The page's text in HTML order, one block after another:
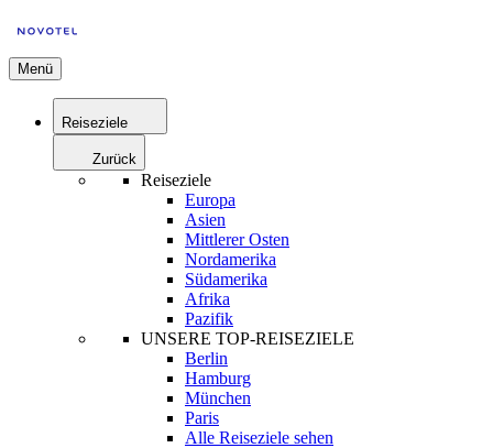
Menü
Reiseziele
Zurück
Reiseziele
Europa
Asien
Mittlerer Osten
Nordamerika
Südamerika
Afrika
Pazifik
UNSERE TOP-REISEZIELE
Berlin
Hamburg
München
Paris
Alle Reiseziele sehen